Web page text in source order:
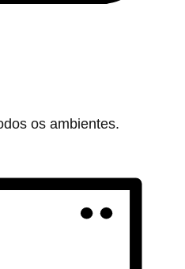
os ambientes.